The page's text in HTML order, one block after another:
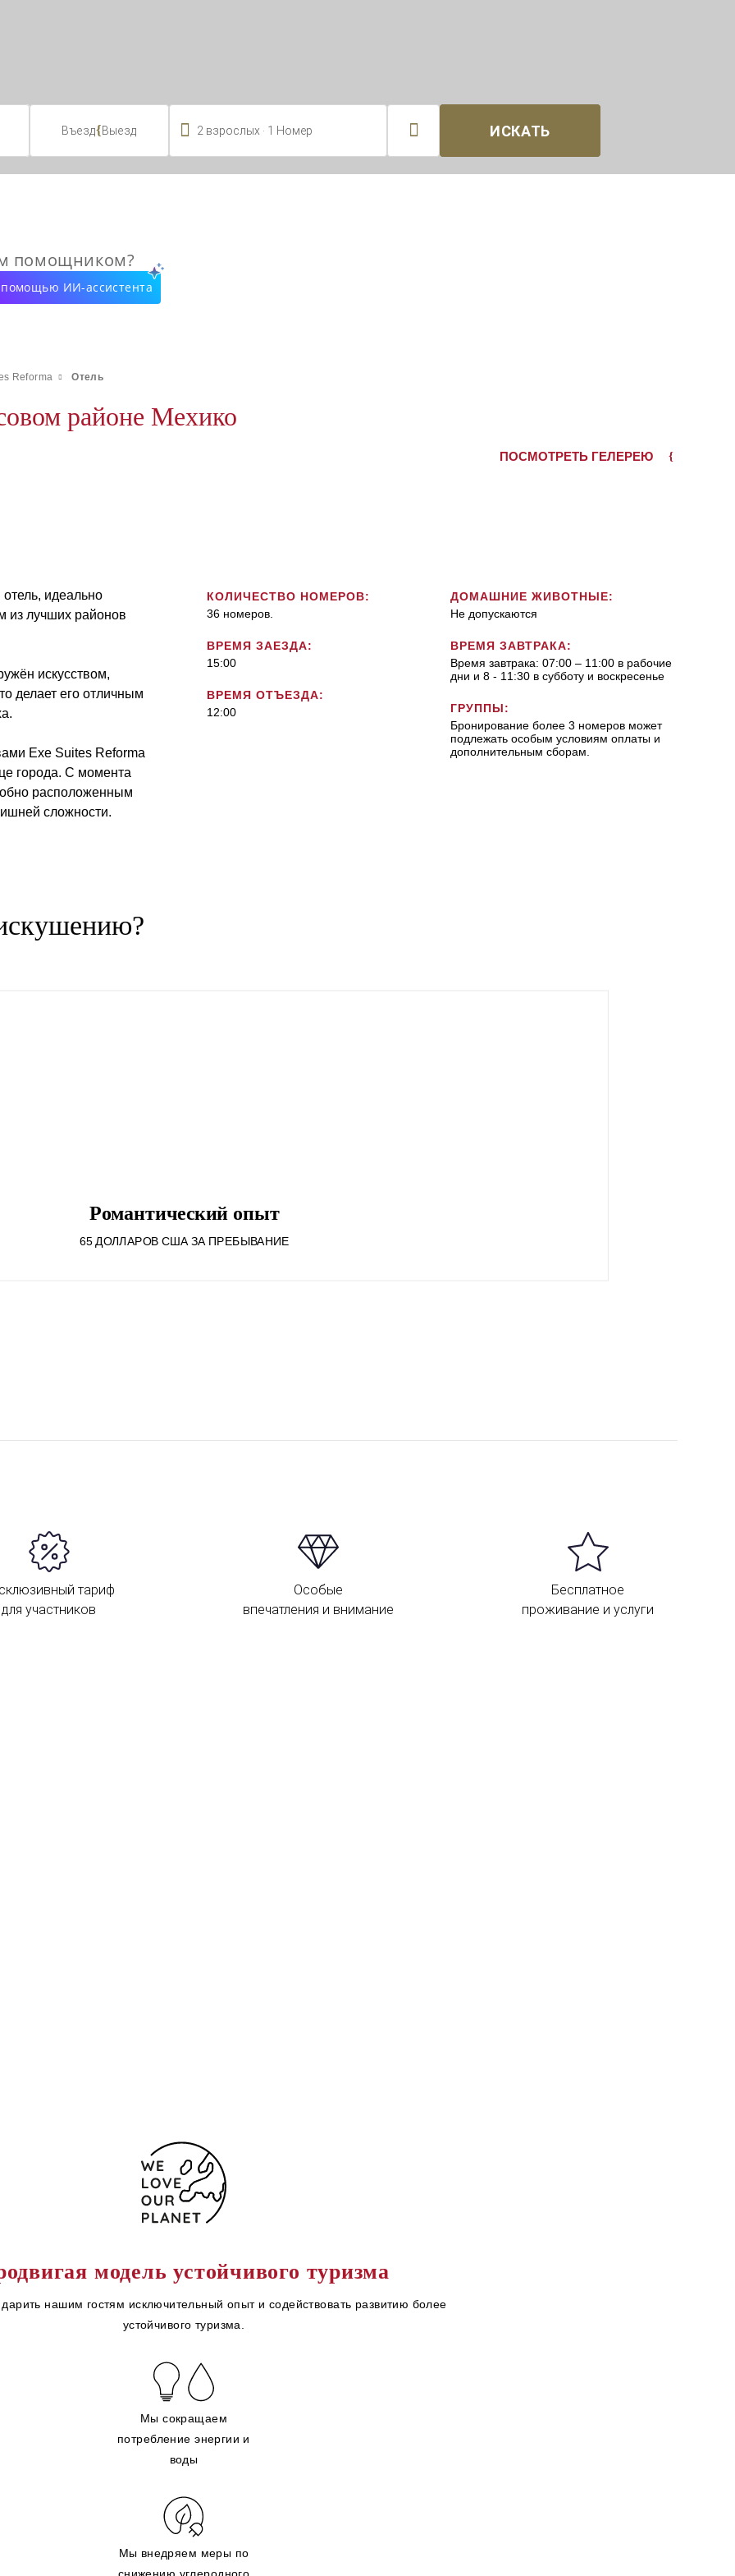
Въезд{Выезд  2 взрослых 1 Номер  ИСКАТЬ
помощником?
помощью ИИ-ассистента
Reforma Отель
районе Мехико
ПОСМОТРЕТЬ ГЕЛЕРЕЮ
идеально
из лучших районов
искусством,
делает его отличным
Exe Suites Reforma
города. С момента
расположенным
сложности.
КОЛИЧЕСТВО НОМЕРОВ:
36 номеров.
ВРЕМЯ ЗАЕЗДА:
15:00
ВРЕМЯ ОТЪЕЗДА:
12:00
ДОМАШНИЕ ЖИВОТНЫЕ:
Не допускаются
ВРЕМЯ ЗАВТРАКА:
Время завтрака: 07:00 – 11:00 в рабочие
дни и 8 - 11:30 в субботу и воскресенье
ГРУППЫ:
Бронирование более 3 номеров может
подлежать особым условиям оплаты и
дополнительным сборам.
Pомантический опыт
65 ДОЛЛАРОВ США ЗА ПРЕБЫВАНИЕ
тариф
для участников
Особые
впечатления и внимание
Бесплатное
проживание и услуги
модель устойчивого туризма
нашим гостям исключительный опыт и содействовать развитию более
устойчивого туризма.
Мы сокращаем
потребление энергии и
воды
Мы внедряем меры по